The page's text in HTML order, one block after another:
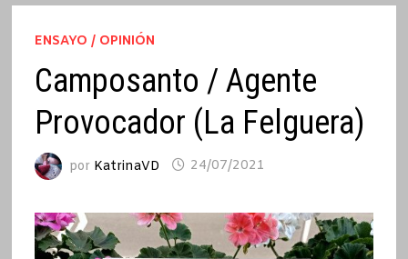
ENSAYO / OPINIÓN
Camposanto / Agente
Provocador (La Felguera)
por KatrinaVD 24/07/2021